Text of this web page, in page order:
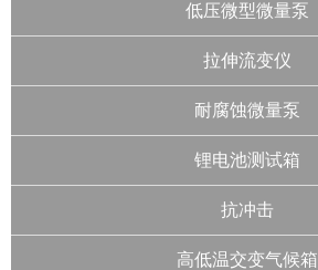
低压微型微量泵
拉伸流变仪
耐腐蚀微量泵
锂电池测试箱
抗冲击
高低温交变气候箱